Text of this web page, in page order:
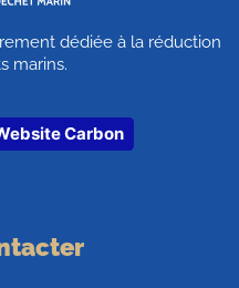
dédiée à la réduction
marins.
Carbon